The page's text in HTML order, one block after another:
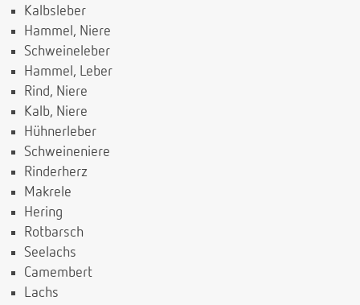
Kalbsleber
Hammel, Niere
Schweineleber
Hammel, Leber
Rind, Niere
Kalb, Niere
Hühnerleber
Schweineniere
Rinderherz
Makrele
Hering
Rotbarsch
Seelachs
Camembert
Lachs